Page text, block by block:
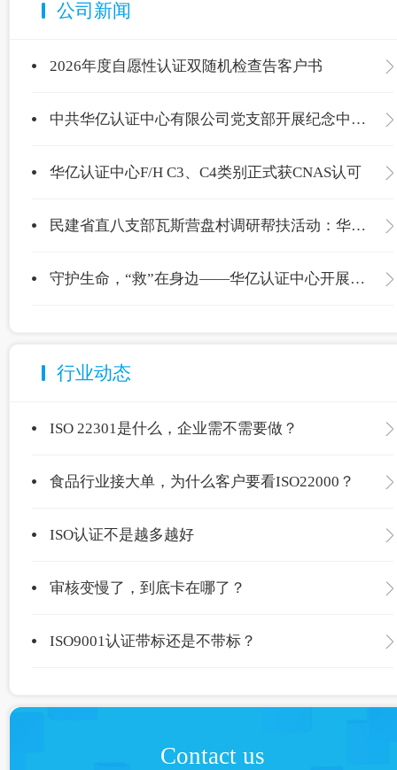
公司新闻
2026年度自愿性认证双随机检查告客户书
中共华亿认证中心有限公司党支部开展纪念中国共产党成立105周年主题党日活动
华亿认证中心F/H C3、C4类别正式获CNAS认可
民建省直八支部瓦斯营盘村调研帮扶活动：华亿认证中心爱心捐赠温暖校园
守护生命，“救”在身边——华亿认证中心开展应急救护专项培训
行业动态
ISO 22301是什么，企业需不需要做？
食品行业接大单，为什么客户要看ISO22000？
ISO认证不是越多越好
审核变慢了，到底卡在哪了？
ISO9001认证带标还是不带标？
Contact us